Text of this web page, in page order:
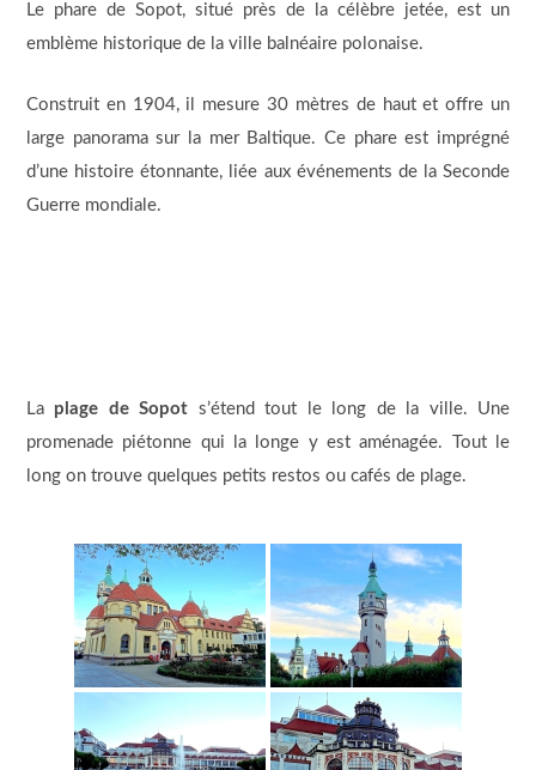
Le phare de Sopot, situé près de la célèbre jetée, est un
emblème historique de la ville balnéaire polonaise.
Construit en 1904, il mesure 30 mètres de haut et offre un
large panorama sur la mer Baltique. Ce phare est imprégné
d’une histoire étonnante, liée aux événements de la Seconde
Guerre mondiale.
La plage de Sopot s’étend tout le long de la ville. Une
promenade piétonne qui la longe y est aménagée. Tout le
long on trouve quelques petits restos ou cafés de plage.